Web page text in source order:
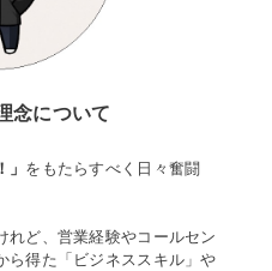
念について
」 をもたらすべく日々奮闘
れど、営業経験やコールセン
ら得た「ビジネススキル」や